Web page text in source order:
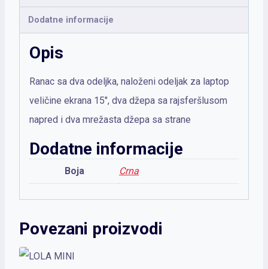
Dodatne informacije
Opis
Ranac sa dva odeljka, naloženi odeljak za laptop
veličine ekrana 15″, dva džepa sa rajsferšlusom
napred i dva mrežasta džepa sa strane
Dodatne informacije
Boja Crna
Povezani proizvodi